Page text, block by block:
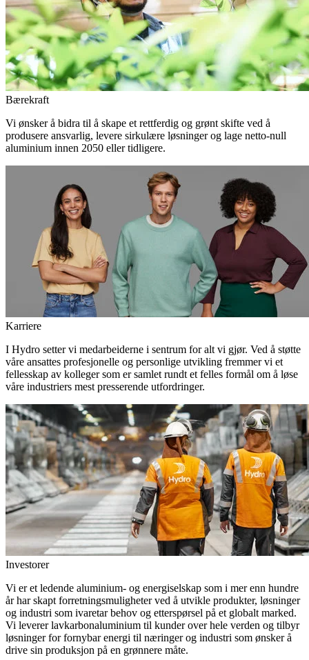
Bærekraft
Vi ønsker å bidra til å skape et rettferdig og grønt skifte ved å
produsere ansvarlig, levere sirkulære løsninger og lage netto-null
aluminium innen 2050 eller tidligere.
Karriere
I Hydro setter vi medarbeiderne i sentrum for alt vi gjør. Ved å støtte
våre ansattes profesjonelle og personlige utvikling fremmer vi et
fellesskap av kolleger som er samlet rundt et felles formål om å løse
våre industriers mest presserende utfordringer.
Investorer
Vi er et ledende aluminium- og energiselskap som i mer enn hundre
år har skapt forretningsmuligheter ved å utvikle produkter, løsninger
og industri som ivaretar behov og etterspørsel på et globalt marked.
Vi leverer lavkarbonaluminium til kunder over hele verden og tilbyr
løsninger for fornybar energi til næringer og industri som ønsker å
drive sin produksjon på en grønnere måte.